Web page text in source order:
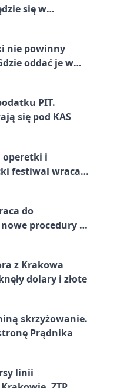
się w
nie powinny
oddać je w
PIT.
się pod KAS
operetki i
festiwal wraca z
do
procedury i
z Krakowa
dolary i złote
skrzyżowanie.
Prądnika
linii